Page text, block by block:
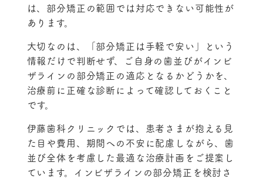
は、部分矯正の範囲では対応できない可能性が
あります。
大切なのは、「部分矯正は手軽で安い」という
情報だけで判断せず、ご自身の歯並びがインビ
ザラインの部分矯正の適応となるかどうかを、
治療前に正確な診断によって確認しておくこと
です。
伊藤歯科クリニックでは、患者さまが抱える見
た目や費用、期間への不安に配慮しながら、歯
並び全体を考慮した最適な治療計画をご提案し
ています。インビザラインの部分矯正を検討さ